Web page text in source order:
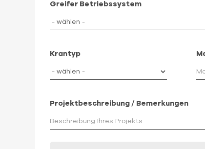
Greifer Betriebssystem
Krantyp
Projektbeschreibung / Bemerkungen